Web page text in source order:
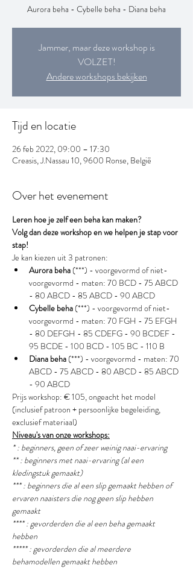
Aurora beha - Cybelle beha - Diana beha
Jammer, maar deze workshop is
VOLZET!
Andere workshops bekijken
Tijd en locatie
26 feb 2022, 09:00 – 17:30
Creasis, J.Nassau 10, 9600 Ronse, België
Over het evenement
Leren hoe je zelf een beha kan maken?
Volg dan deze workshop en we helpen je stap voor
stap!
Je kan kiezen uit 3 patronen:
Aurora beha (***) - voorgevormd of niet-
voorgevormd - maten: 70 BCD - 75 ABCD
- 80 ABCD - 85 ABCD - 90 ABCD
Cybelle beha (***) - voorgevormd of niet-
voorgevormd - maten: 70 FGH - 75 EFGH
- 80 DEFGH - 85 CDEFG - 90 BCDEF -
95 BCDE - 100 BCD - 105 BC - 110 B
Diana beha (***) - voorgevormd - maten: 70
ABCD - 75 ABCD - 80 ABCD - 85 ABCD
- 90 ABCD
Prijs workshop: € 105, ongeacht het model
(inclusief patroon + persoonlijke begeleiding,
exclusief materiaal)
Niveau's van onze workshops:
* : beginners, geen of zeer weinig naai-ervaring
** : beginners met naai-ervaring (al een
kledingstuk gemaakt)
*** : beginners die al een slip gemaakt hebben of
ervaren naaisters die nog geen slip hebben
gemaakt
**** : gevorderden die al een beha gemaakt
hebben
***** : gevorderden die al meerdere
behamodellen gemaakt hebben